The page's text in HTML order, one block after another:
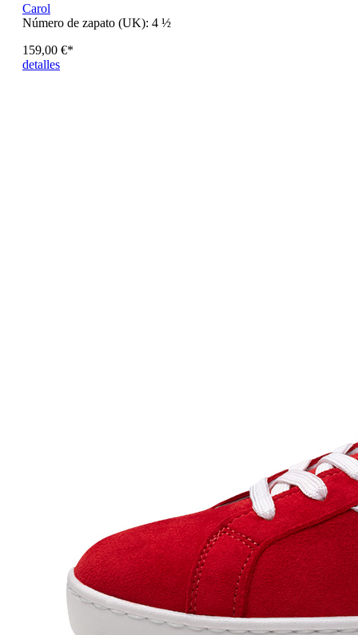
Carol
Número de zapato (UK): 4 ½
159,00 €*
detalles